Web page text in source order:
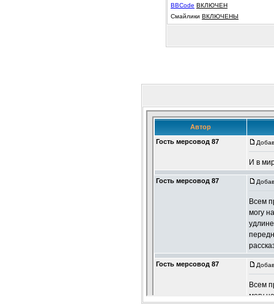
BBCode ВКЛЮЧЕН
Смайлики ВКЛЮЧЕНЫ